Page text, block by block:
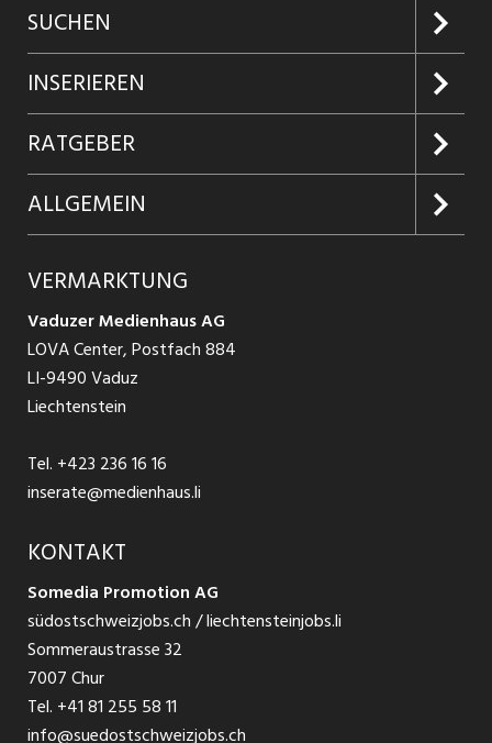
SUCHEN
Jobs suchen
Jobabo
Firmen entdecken
Jobs in Graubünden
Jobs in St. Gallen
Jobs in Glarus
Jobs in der Südostschweiz
Temporär Jobs
Teilzeit Jobs
Praktikum
INSERIEREN
Kundenlogin
Inserieren
Produkte
Schnittstelle
RATGEBER
Glossar
Ratgeber Bewerbung / Rekrutierung
ALLGEMEIN
AGB
Datenschutzbestimmungen
Nutzungsbedingungen
Impressum
VERMARKTUNG
Vaduzer Medienhaus AG
LOVA Center, Postfach 884
LI-9490 Vaduz
Liechtenstein
Tel. +423 236 16 16
inserate@medienhaus.li
KONTAKT
Somedia Promotion AG
südostschweizjobs.ch / liechtensteinjobs.li
Sommeraustrasse 32
7007 Chur
Tel. +41 81 255 58 11
info@suedostschweizjobs.ch